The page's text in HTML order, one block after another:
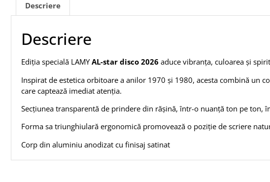
Descriere
Descriere
Ediția specială LAMYAL-star disco 2026 aduce vibranța, culoarea și
Inspirat de estetica orbitoare a anilor 1970 și 1980, acesta combină un
care captează imediat atenția.
Secțiunea transparentă de prindere din rășină, într-o nuanță ton pe ton,
Forma sa triunghiulară ergonomică promovează o poziție de scriere
Corp din aluminiu anodizat cu finisaj satinat